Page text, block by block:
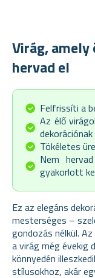
Virág, amely
hervad el
Felfrissíti a
Az élő
dekorációnak
Tökéletes
Nem
gyakorlott
Ez az elegáns
mesterséges –
gondozás nélkül.
a virág még évekig
könnyedén
stílusokhoz, akár